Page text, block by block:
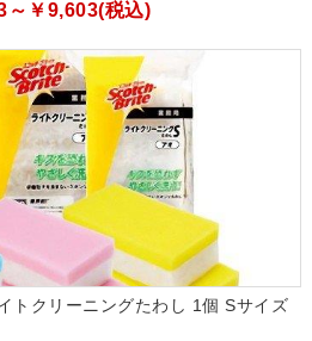
～￥9,603(税込)
トクリーニングたわし 1個 Sサイズ